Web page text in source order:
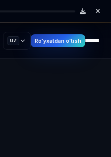
UZ Ro'yxatdan o'tish